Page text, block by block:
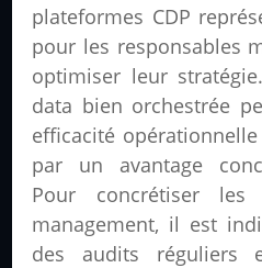
plateformes CDP
pour les responsables
optimiser leur
data bien orchestrée
efficacité
par un avantage
Pour concrétiser
management, il est
des audits réguliers